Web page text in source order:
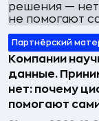
Партнёрский
Компании
данные.
нет: почему
помогают